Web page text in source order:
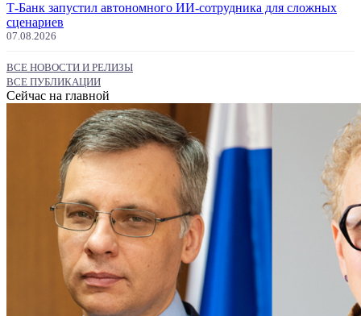
Т-Банк запустил автономного ИИ-сотрудника для сложных
сценариев
07.08.2026
ВСЕ НОВОСТИ И РЕЛИЗЫ
ВСЕ ПУБЛИКАЦИИ
Сейчас на главной